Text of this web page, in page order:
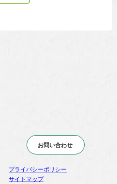
お問い合わせ
プライバシーポリシー
サイトマップ